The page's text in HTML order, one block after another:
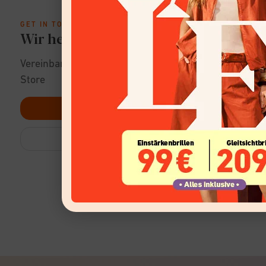
GET IN TOUCH
Wir helfen dir gerne!
Vereinbare einen Termin zur Beratung im
Store
TERMIN VEREINBAREN
STORE-SUCHE